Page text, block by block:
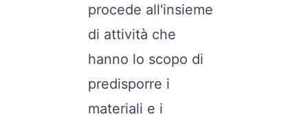
procede all'insieme
di attività che
hanno lo scopo di
predisporre i
materiali e i